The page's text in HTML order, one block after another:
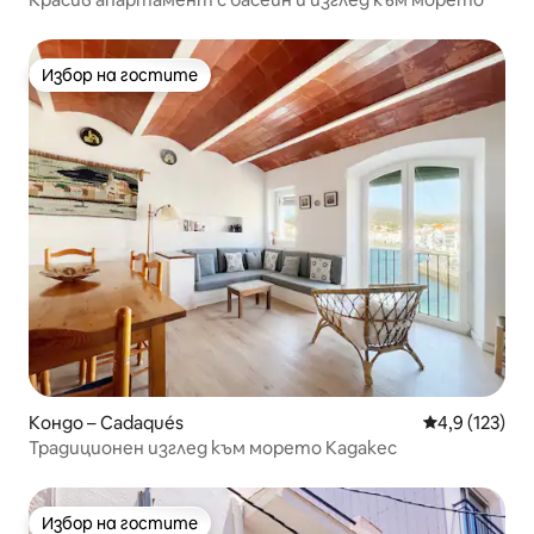
Избор на гостите
Избор на гостите
Кондо – Cadaqués Средна
4,9 (123)
Традиционен изглед към морето Кадакес
Избор на гостите